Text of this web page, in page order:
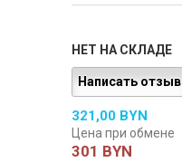
НЕТ НА СКЛАДЕ
Написать отзыв
321,00 BYN
Цена при обмене
301 BYN